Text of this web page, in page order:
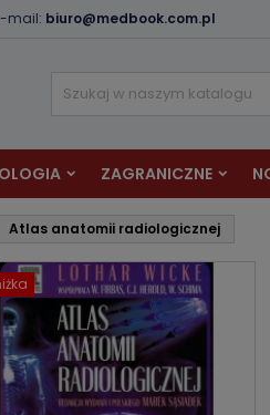
mail: biuro@medbook.com.pl
ZAGRANICZNE
Atlas anatomii radiologicznej
Musisz być zalogowany by